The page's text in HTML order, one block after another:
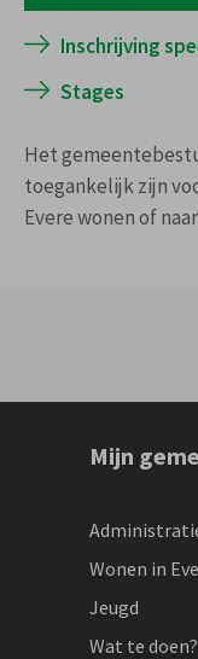
OPVOEDING
maandag tot
dinsdagavond, van
Inschrijving
Stages
Het
toegankelijk zijn
Evere wonen of
Mijn
Wonen in
Jeugd
Wat te doen?